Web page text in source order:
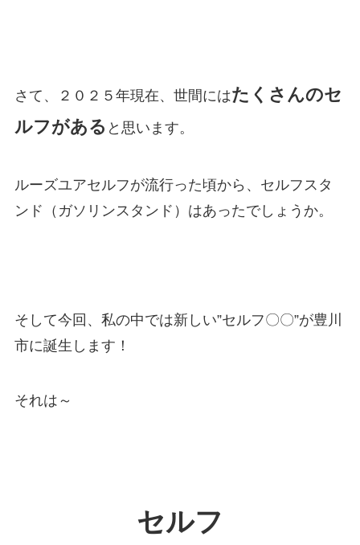
さて、２０２５年現在、世間にはたくさんのセ
ルフがある と思います。
ルーズユアセルフが流行った頃から、セルフスタ
ンド（ガソリンスタンド）はあったでしょうか。
そして今回、私の中では新しい”セルフ〇〇”が豊川
市に誕生します！
それは～
セルフ